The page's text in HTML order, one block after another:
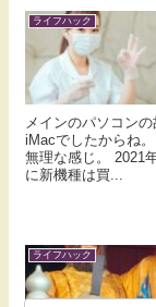
ライフハック
メインのパソコン
iMacでしたからね
無理な感じ。 2021
に新機種は買...
ライフハック